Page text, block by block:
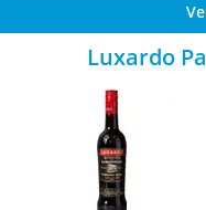
Luxardo